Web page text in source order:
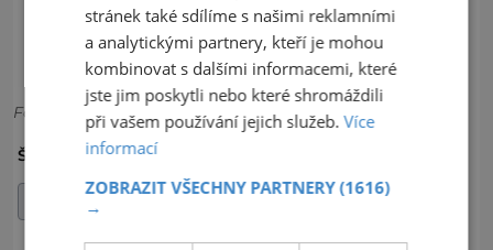
Foto: Wikimedia Commons
ŠTÍTKY: VELTRUSY
ZÁMEK VELTRUSY
stránek také sdílíme s našimi reklamními
a analytickými partnery, kteří je mohou
kombinovat s dalšími informacemi, které
jste jim poskytli nebo které shromáždili
při vašem používání jejich služeb.Více
informací
ZOBRAZIT VŠECHNY PARTNERY(1616)
→